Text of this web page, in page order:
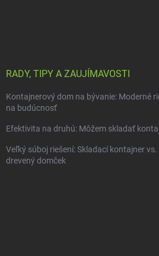
RADY, TIPY A ZAUJÍMAVOSTI
Kontajnerový dom na bývanie: Moderné
na budúcnosť
Efektivita na druhú: Môžem skladať
Veľký súboj riešení: Skladací kontajner
drevený domček